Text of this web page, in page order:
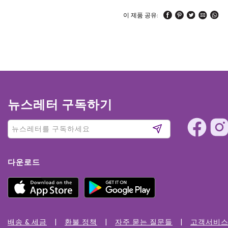
이 제품 공유:
뉴스레터 구독하기
다운로드
배송 & 세금 환불 정책 자주 묻는 질문들 고객서비